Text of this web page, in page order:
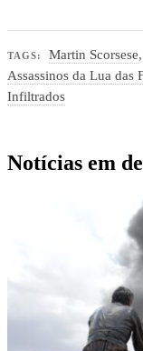
TAGS: Martin Scorsese
Assassinos da Lua das
Infiltrados
Notícias em